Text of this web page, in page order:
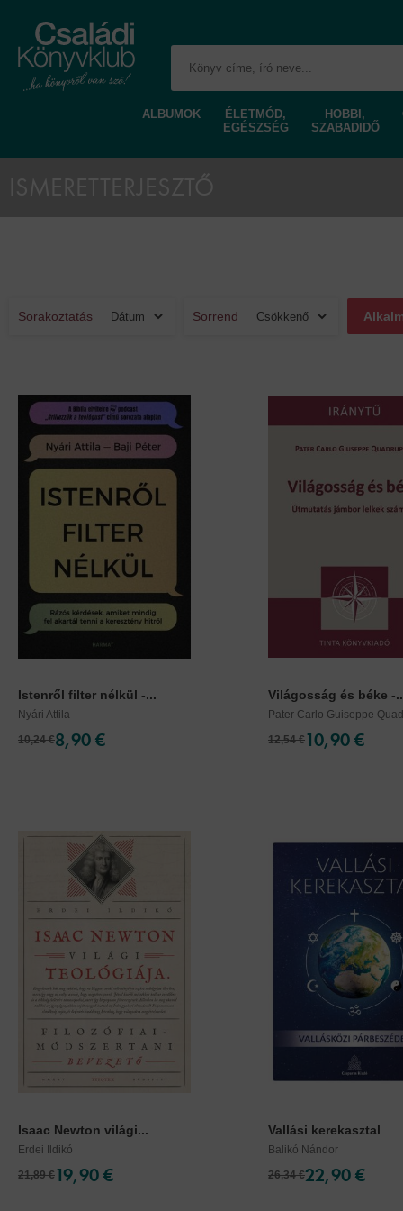
ALBUMOK
ÉLETMÓD,
EGÉSZSÉG
HOBBI,
SZABADIDŐ
Sorakoztatás Sorrend
Istenről filter nélkül -...
Nyári Attila
10,24 €8,90 €
Világosság és béke -
Pater Carlo Guiseppe
12,54 €10,90 €
Isaac Newton világi...
Erdei Ildikó
21,89 €19,90 €
Vallási kerekasztal
Balikó Nándor
26,34 €22,90 €